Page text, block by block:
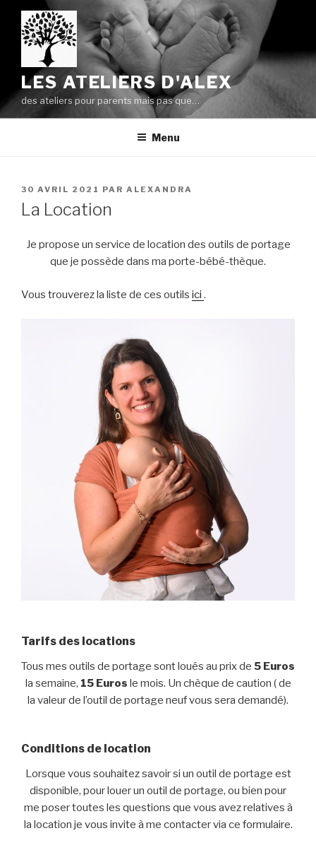
contenu
LES ATELIERS D'ALEX
des ateliers pour parents mais pas que…
Menu
PUBLIÉ
LE
30 AVRIL 2021 PAR ALEXANDRA
La Location
Je propose un service de location des outils de portage
que je possède dans ma porte-bébé-thèque.
Vous trouverez la liste de ces outils ici .
Tarifs des locations
Tous mes outils de portage sont loués au prix de 5 Euros
la semaine, 15 Euros le mois. Un chèque de caution ( de
la valeur de l’outil de portage neuf vous sera demandé).
Conditions de location
Lorsque vous souhaitez savoir si un outil de portage est
disponible, pour louer un outil de portage, ou bien pour
me poser toutes les questions que vous avez relatives à
la location je vous invite à me contacter via ce formulaire.